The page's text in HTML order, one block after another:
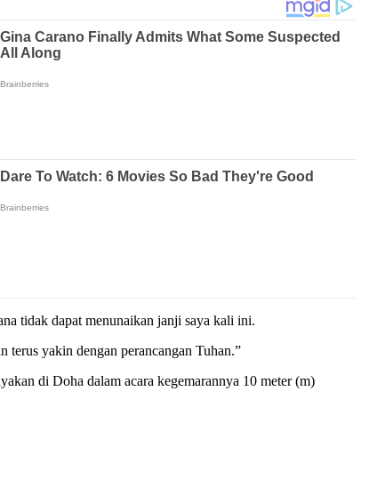
tidak dapat menunaikan janji saya kali ini.
terus yakin dengan perancangan Tuhan.”
di Doha dalam acara kegemarannya 10 meter (m)